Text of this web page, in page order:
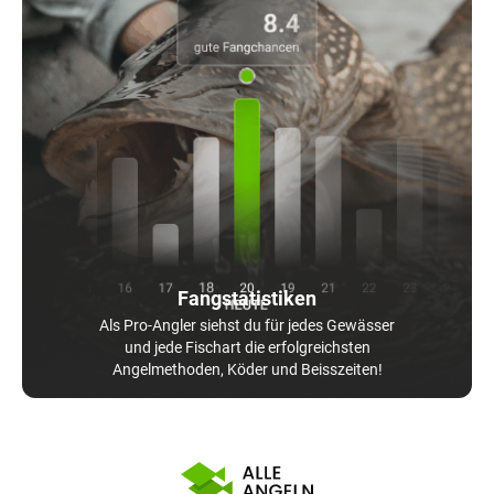
Fangstatistiken
Als Pro-Angler siehst du für jedes Gewässer
und jede Fischart die erfolgreichsten
Angelmethoden, Köder und Beisszeiten!